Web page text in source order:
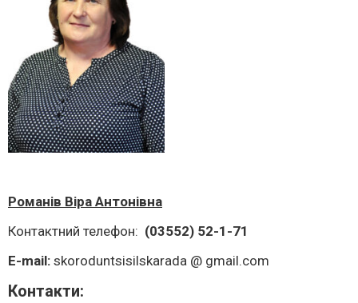
Романів Віра Антонівна
Контактний телефон: (03552) 52-1-71
E-mail: skoroduntsisilskarada @ gmail.com
Контакти: